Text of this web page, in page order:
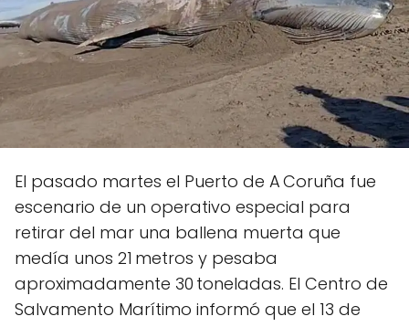
El pasado martes el Puerto de A Coruña fue
escenario de un operativo especial para
retirar del mar una ballena muerta que
medía unos 21 metros y pesaba
aproximadamente 30 toneladas. El Centro de
Salvamento Marítimo informó que el 13 de